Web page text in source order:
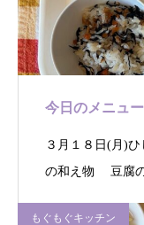
今日のメニュー
３月１８日(月)
の和え物 豆腐
もぐもぐキッチン